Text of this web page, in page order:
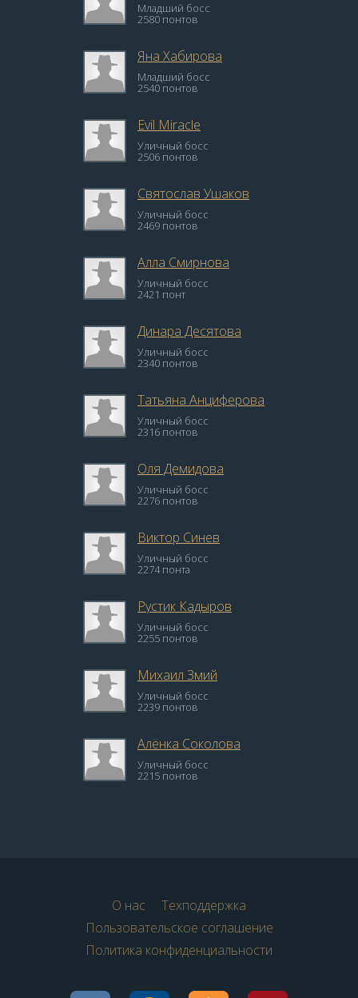
Младший босс
2580 понтов
Яна Хабирова
Младший босс
2540 понтов
Evil Miracle
Уличный босс
2506 понтов
Святослав Ушаков
Уличный босс
2469 понтов
Алла Смирнова
Уличный босс
2421 понт
Динара Десятова
Уличный босс
2340 понтов
Татьяна Анциферова
Уличный босс
2316 понтов
Оля Демидова
Уличный босс
2276 понтов
Виктор Синев
Уличный босс
2274 понта
Рустик Кадыров
Уличный босс
2255 понтов
Михаил Змий
Уличный босс
2239 понтов
Алёнка Соколова
Уличный босс
2215 понтов
О нас
Техподдержка
Пользовательское соглашение
Политика конфиденциальности